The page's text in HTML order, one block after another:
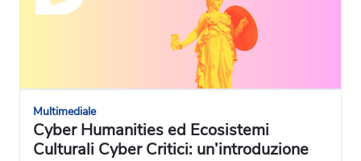
Multimediale
Cyber Humanities ed Ecosistemi
Culturali Cyber Critici: un’introduzione